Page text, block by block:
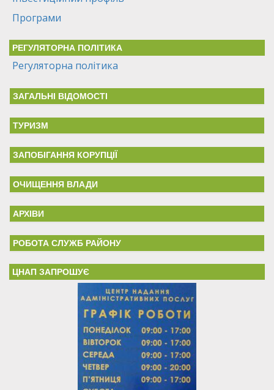
Програми
РЕГУЛЯТОРНА ПОЛІТИКА
Регуляторна політика
ЗАГАЛЬНІ ВІДОМОСТІ
ТУРИЗМ
ЗАПОБІГАННЯ КОРУПЦІЇ
ОЧИЩЕННЯ ВЛАДИ
АРХІВИ
РОБОТА СЛУЖБ РАЙОНУ
ЦНАП ЗАПРОШУЄ